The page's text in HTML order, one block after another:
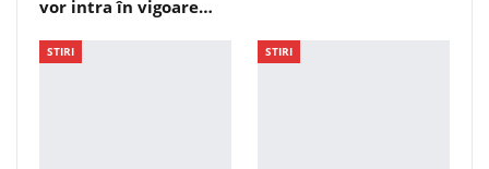
vor intra în vigoare…
STIRI STIRI